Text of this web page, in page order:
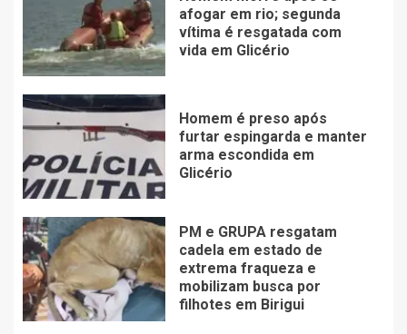
afogar em rio; segunda
vítima é resgatada com
vida em Glicério
Homem é preso após
furtar espingarda e manter
arma escondida em
Glicério
PM e GRUPA resgatam
cadela em estado de
extrema fraqueza e
mobilizam busca por
filhotes em Birigui